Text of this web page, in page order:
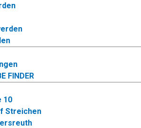
FINDER
10
Streichen